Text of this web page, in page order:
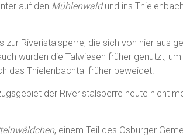
auf den Mühlenwaldund ins
Riveristalsperre, die sich von hier aus
wurden die Talwiesen früher genutzt,
das Thielenbachtal früher beweidet.
der Riveristalsperre heute nicht
, einem Teil des Osburger